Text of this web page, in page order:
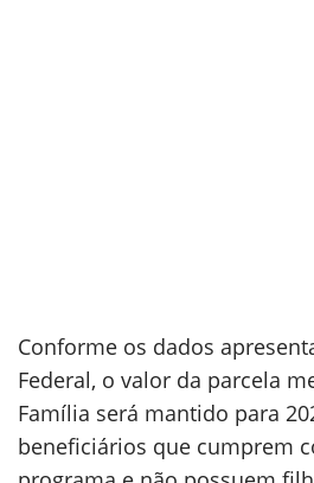
Conforme os dados
Federal, o valor da parcela
Família será mantido para
beneficiários que cumprem